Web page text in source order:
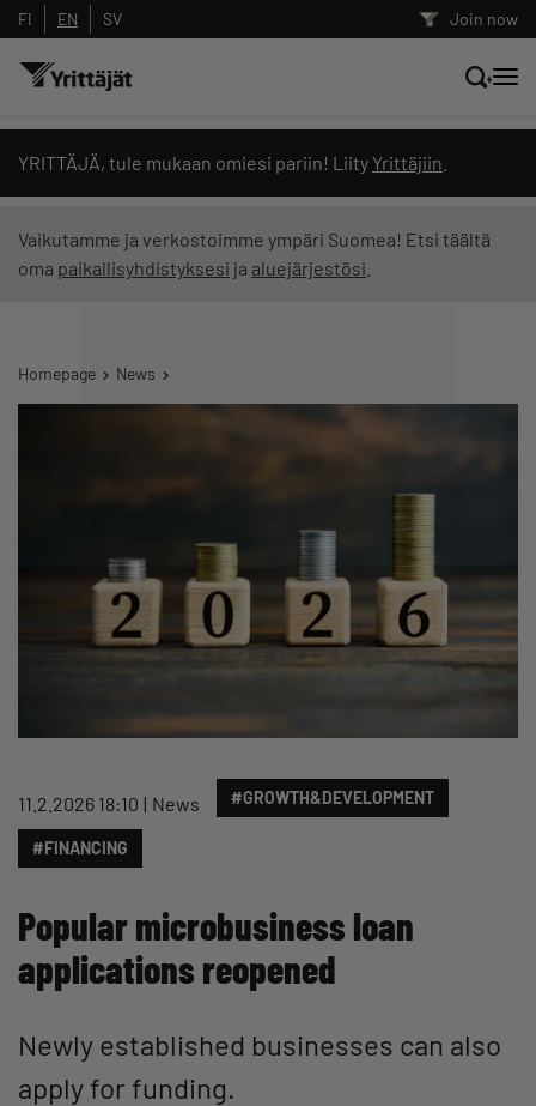
Join now
FI EN SV
YRITTÄJÄ, tule mukaan omiesi pariin! Liity Yrittäjiin
Vaikutamme ja verkostoimme ympäri Suomea! Etsi täältä
oma paikallisyhdistyksesi ja aluejärjestösi
Homepage News
11.2.2026 18:10 News #GROWTH&DEVELOPMENT
#FINANCING
Popular microbusiness loan
applications reopened
Newly established businesses can also
apply for funding.
Search news, content and training